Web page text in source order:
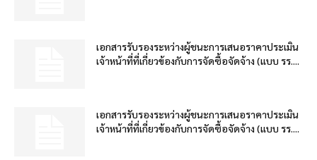
เอกสารรับรองระหว่างผู้ชนะการเสนอราคาประเมิน
เจ้าหน้าที่ที่เกี่ยวข้องกับการจัดซื้อจัดจ้าง (แบบ รร....
เอกสารรับรองระหว่างผู้ชนะการเสนอราคาประเมิน
เจ้าหน้าที่ที่เกี่ยวข้องกับการจัดซื้อจัดจ้าง (แบบ รร....